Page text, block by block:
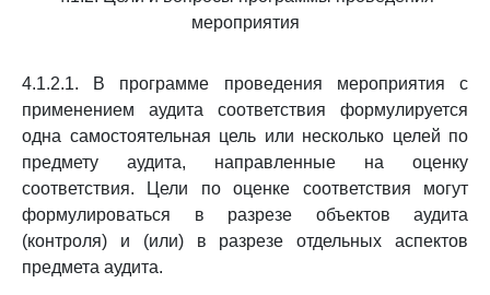
мероприятия
4.1.2.1. В программе проведения мероприятия с
применением аудита соответствия формулируется
одна самостоятельная цель или несколько целей по
предмету аудита, направленные на оценку
соответствия. Цели по оценке соответствия могут
формулироваться в разрезе объектов аудита
(контроля) и (или) в разрезе отдельных аспектов
предмета аудита.